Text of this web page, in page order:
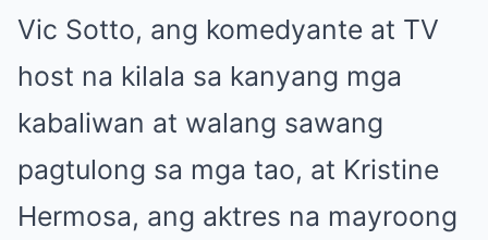
Vic Sotto, ang komedyante at TV
host na kilala sa kanyang mga
kabaliwan at walang sawang
pagtulong sa mga tao, at Kristine
Hermosa, ang aktres na mayroong